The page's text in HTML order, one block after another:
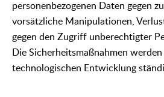
personenbezogenen Daten gegen
vorsätzliche Manipulationen,
gegen den Zugriff unberechtigter
Die Sicherheitsmaßnahmen
technologischen Entwicklung